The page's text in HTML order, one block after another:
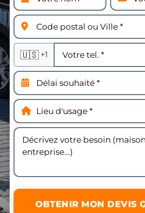
🇺🇸 +1
OBTENIR MON DEVIS